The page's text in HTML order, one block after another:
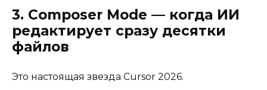
3. Composer Mode — когда ИИ
редактирует сразу десятки
файлов
Это настоящая звезда Cursor 2026.